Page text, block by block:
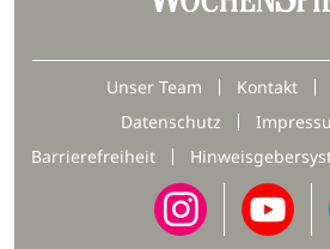
Unser Team Kontakt
Datenschutz
Barrierefreiheit